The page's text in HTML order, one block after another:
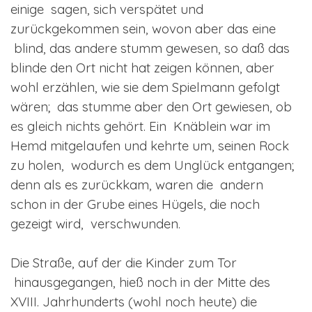
einige sagen, sich verspätet und
zurückgekommen sein, wovon aber das eine
blind, das andere stumm gewesen, so daß das
blinde den Ort nicht hat zeigen können, aber
wohl erzählen, wie sie dem Spielmann gefolgt
wären; das stumme aber den Ort gewiesen, ob
es gleich nichts gehört. Ein Knäblein war im
Hemd mitgelaufen und kehrte um, seinen Rock
zu holen, wodurch es dem Unglück entgangen;
denn als es zurückkam, waren die andern
schon in der Grube eines Hügels, die noch
gezeigt wird, verschwunden.
Die Straße, auf der die Kinder zum Tor
hinausgegangen, hieß noch in der Mitte des
XVIII. Jahrhunderts (wohl noch heute) die